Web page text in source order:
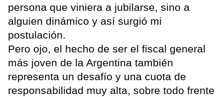
persona que viniera a jubilarse, sino a
alguien dinámico y así surgió mi
postulación.
Pero ojo, el hecho de ser el fiscal general
más joven de la Argentina también
representa un desafío y una cuota de
responsabilidad muy alta, sobre todo frente